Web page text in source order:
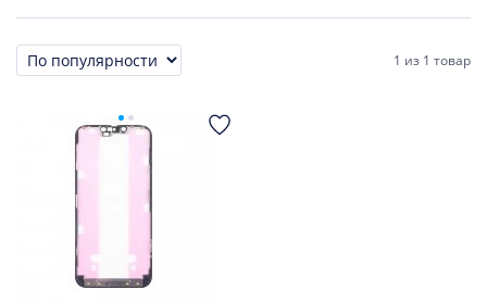
Сортировка 1 из 1 товар